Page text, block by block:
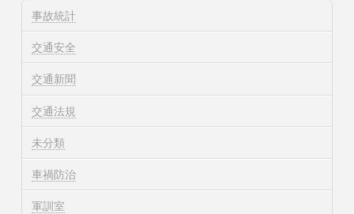
事故統計
交通安全
交通新聞
交通法規
未分類
車禍防治
軍訓室